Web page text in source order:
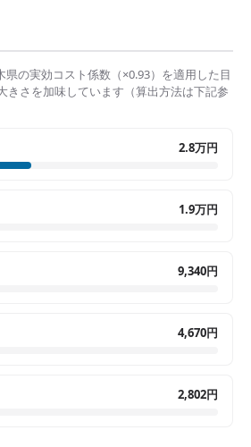
県の実効コスト係数（×0.93）を適用した目
きさを加味しています（算出方法は下記参
2.8万円
1.9万円
9,340円
4,670円
2,802円